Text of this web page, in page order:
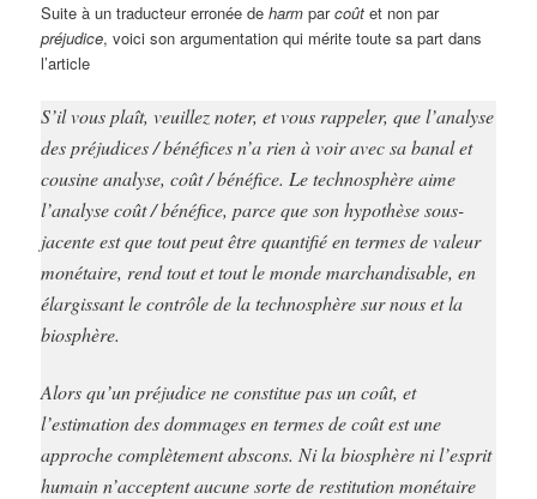
Suite à un traducteur erronée deharm parcoût et non par
préjudice, voici son argumentation qui mérite toute sa part dans
l’article
S’il vous plaît, veuillez noter, et vous rappeler, que l’analyse
des préjudices / bénéfices n’a rien à voir avec sa banal et
cousine analyse, coût / bénéfice. Le technosphère aime
l’analyse coût / bénéfice, parce que son hypothèse sous-
jacente est que tout peut être quantifié en termes de valeur
monétaire, rend tout et tout le monde marchandisable, en
élargissant le contrôle de la technosphère sur nous et la
biosphère.
Alors qu’un préjudice ne constitue pas un coût, et
l’estimation des dommages en termes de coût est une
approche complètement abscons. Ni la biosphère ni l’esprit
humain n’acceptent aucune sorte de restitution monétaire